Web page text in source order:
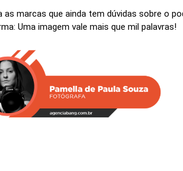
as marcas que ainda tem dúvidas sobre o
Uma imagem vale mais que mil palavras!